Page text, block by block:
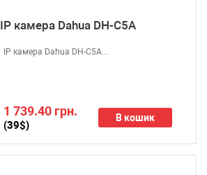
IP камера Dahua DH-C5A
1 739.40 грн.
(39$)
В кошик
IP камера Dahua DH-C5A...